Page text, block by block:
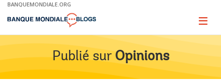
Skip
Main
BANQUEMONDIALE.ORG
Page
Publié sur Opinions